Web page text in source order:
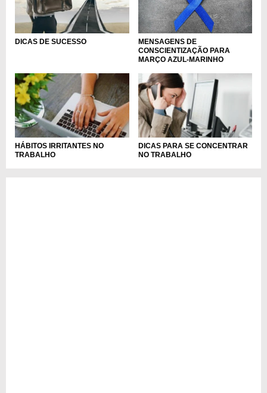
DICAS DE SUCESSO
MENSAGENS DE
CONSCIENTIZAÇÃO PARA
MARÇO AZUL-MARINHO
HÁBITOS IRRITANTES NO
TRABALHO
DICAS PARA SE CONCENTRAR
NO TRABALHO